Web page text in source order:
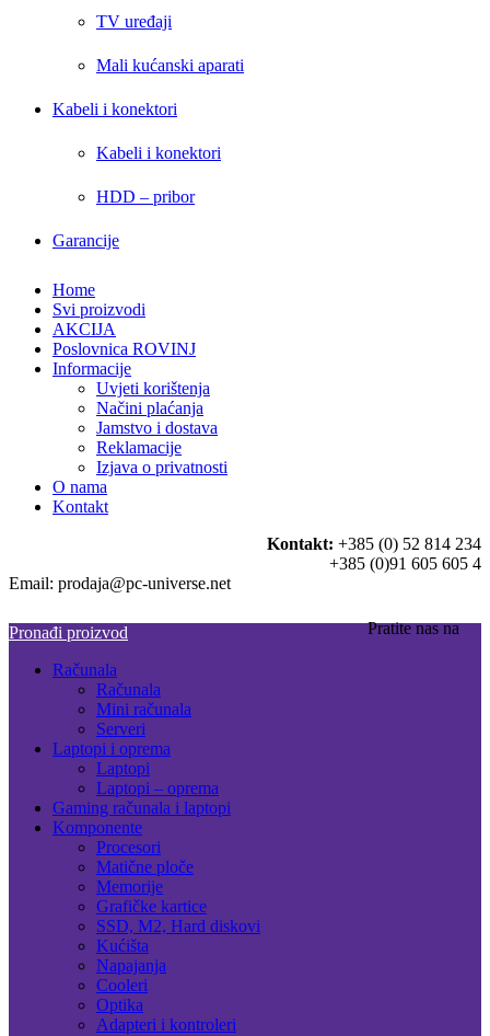
TV uređaji
Mali kućanski aparati
Kabeli i konektori
Kabeli i konektori
HDD – pribor
Garancije
Home
Svi proizvodi
AKCIJA
Poslovnica ROVINJ
Informacije
Uvjeti korištenja
Načini plaćanja
Jamstvo i dostava
Reklamacije
Izjava o privatnosti
O nama
Kontakt
Kontakt: +385 (0) 52 814 234
+385 (0)91 605 605 4
Email: prodaja@pc-universe.net
Pratite nas na
Pronađi proizvod
Računala
Računala
Mini računala
Serveri
Laptopi i oprema
Laptopi
Laptopi – oprema
Gaming računala i laptopi
Komponente
Procesori
Matične ploče
Memorije
Grafičke kartice
SSD, M2, Hard diskovi
Kućišta
Napajanja
Cooleri
Optika
Adapteri i kontroleri